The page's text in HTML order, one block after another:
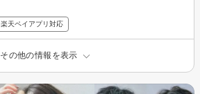
楽天ペイアプリ対応
その他の情報を表示